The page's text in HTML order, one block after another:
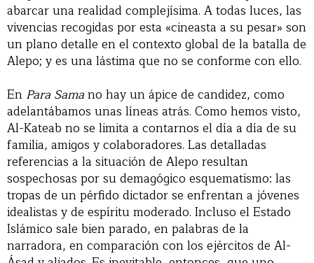
abarcar una realidad complejísima. A todas luces, las
vivencias recogidas por esta «cineasta a su pesar» son
un plano detalle en el contexto global de la batalla de
Alepo; y es una lástima que no se conforme con ello.
En Para Samano hay un ápice de candidez, como
adelantábamos unas líneas atrás. Como hemos visto,
Al-Kateab no se limita a contarnos el día a día de su
familia, amigos y colaboradores. Las detalladas
referencias a la situación de Alepo resultan
sospechosas por su demagógico esquematismo: las
tropas de un pérfido dictador se enfrentan a jóvenes
idealistas y de espíritu moderado. Incluso el Estado
Islámico sale bien parado, en palabras de la
narradora, en comparación con los ejércitos de Al-